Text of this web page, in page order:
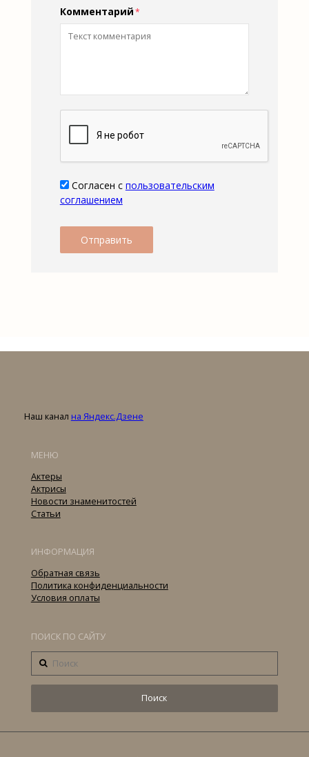
Комментарий
Согласен с пользовательским
соглашением
Наш канал на Яндекс.Дзене
МЕНЮ
Актеры
Актрисы
Новости знаменитостей
Статьи
ИНФОРМАЦИЯ
Обратная связь
Политика конфиденциальности
Условия оплаты
ПОИСК ПО САЙТУ